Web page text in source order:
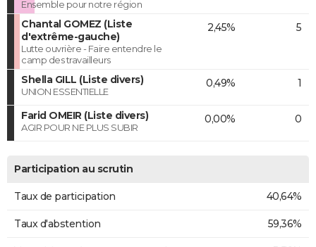
Ensemble pour notre région
Chantal GOMEZ (Liste
d'extrême-gauche)
Lutte ouvrière - Faire entendre le
camp des travailleurs
2,45% 5
Shella GILL (Liste divers)
UNION ESSENTIELLE
0,49% 1
Farid OMEIR (Liste divers)
AGIR POUR NE PLUS SUBIR
0,00% 0
Participation au scrutin
Taux de participation 40,64%
Taux d'abstention 59,36%